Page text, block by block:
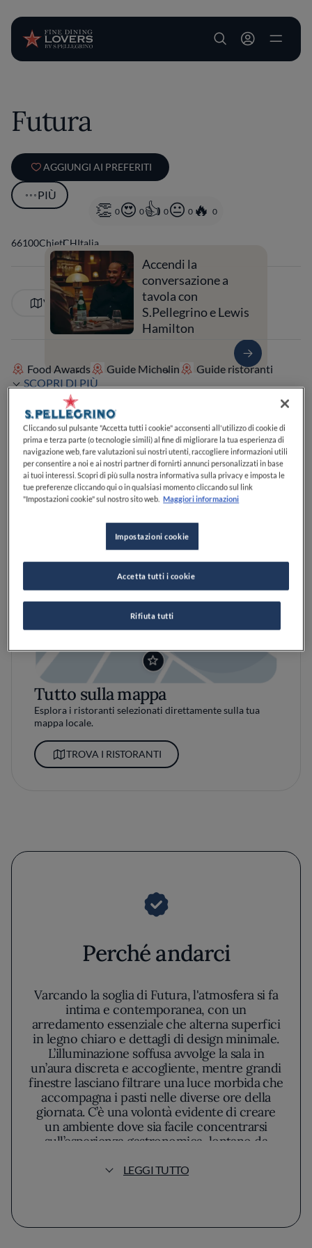
User account
Futura
AGGIUNGI AI PREFERITI
PIÙ
0 0 0 0 0
Accendi la
conversazione a
tavola con
S.Pellegrino e Lewis
Hamilton
66100ChietiCHItalia
VEDI SULLA MAPPA
Food Awards Guide Michelin
Guide ristoranti
SCOPRI DI PIÙ
Tutto sulla mappa
Esplora i ristoranti selezionati direttamente sulla tua
mappa locale.
TROVA I RISTORANTI
Perché andarci
Varcando la soglia di Futura, l'atmosfera si fa
intima e contemporanea, con un
arredamento essenziale che alterna superfici
in legno chiaro e dettagli di design minimale.
L’illuminazione soffusa avvolge la sala in
un’aura discreta e accogliente, mentre grandi
finestre lasciano filtrare una luce morbida che
accompagna i pasti nelle diverse ore della
giornata. C’è una volontà evidente di creare
un ambiente dove sia facile concentrarsi
sull’esperienza gastronomica, lontano da
filosofia collettiva della cucina si percepisce
interpretazioni estreme. Il pensiero dietro
LEGGI TUTTO
Cliccando sul pulsante "Accetta tutti i cookie" acconsenti all'utilizzo di cookie di
prima e terza parte (o tecnologie simili) al fine di migliorare la tua esperienza di
navigazione web, fare valutazioni sui nostri utenti, raccogliere informazioni utili
per consentire a noi e ai nostri partner di fornirti annunci personalizzati in base
ai tuoi interessi. Scopri di più sulla nostra informativa sulla privacy e imposta le
tue preferenze cliccando qui o in qualsiasi momento cliccando sul link
"Impostazioni cookie" sul nostro sito web. Maggiori informazioni
Impostazioni cookie
Rifiuta tutti
Accetta tutti i cookie